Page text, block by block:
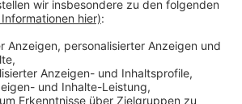
einiges über das Album erzählt